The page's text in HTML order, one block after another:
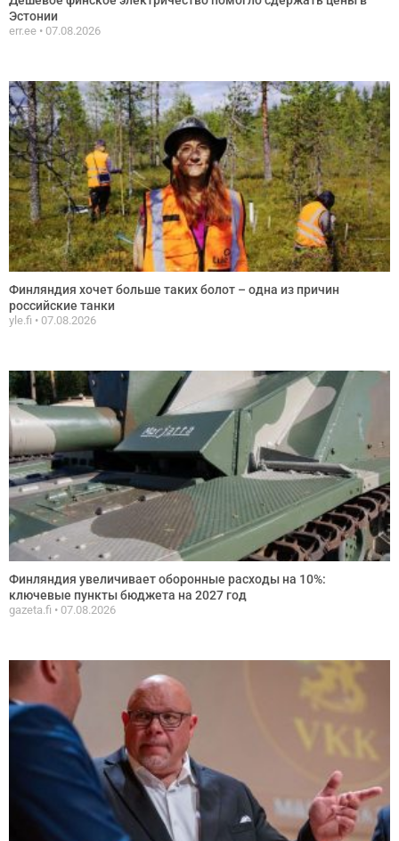
Эстонии
err.ee 07.08.2026
Финляндия хочет больше таких болот – одна из причин
российские танки
yle.fi 07.08.2026
Финляндия увеличивает оборонные расходы на 10%:
ключевые пункты бюджета на 2027 год
gazeta.fi 07.08.2026